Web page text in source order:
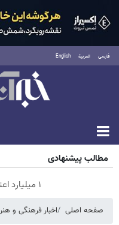
فارسی العربية English
شنبه ۱۷ مرداد ۱۴۰۵
مطالب پیشنهادی
۱ میلیارد اعتبار خرید طلا | بدون ضامن و چک
صفحه اصلی اخبار فرهنگی و